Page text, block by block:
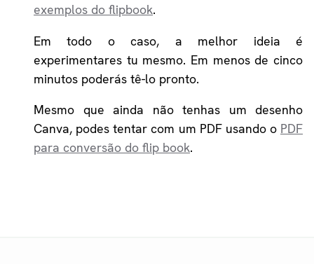
exemplos do flipbook.
Em todo o caso, a melhor ideia é
experimentares tu mesmo. Em menos de cinco
minutos poderás tê-lo pronto.
Mesmo que ainda não tenhas um desenho
Canva, podes tentar com um PDF usando o PDF
para conversão do flip book.